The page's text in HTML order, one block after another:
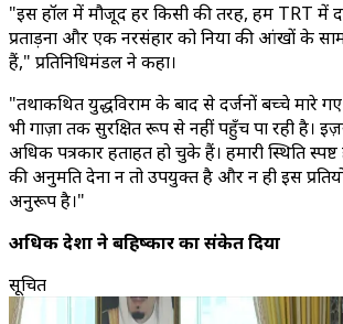
"इस हॉल में मौजूद हर किसी की तरह, हम TRT में
प्रताड़ना और एक नरसंहार को दुनिया की आंखों के
हैं," प्रतिनिधिमंडल ने कहा।
"तथाकथित युद्धविराम के बाद से दर्जनों बच्चे मारे
भी गाज़ा तक सुरक्षित रूप से नहीं पहुँच पा रही है।
अधिक पत्रकार हताहत हो चुके हैं। हमारी स्थिति
की अनुमति देना न तो उपयुक्त है और न ही इस
अनुरूप है।"
अधिक देशों ने बहिष्कार का संकेत दिया
सूचित